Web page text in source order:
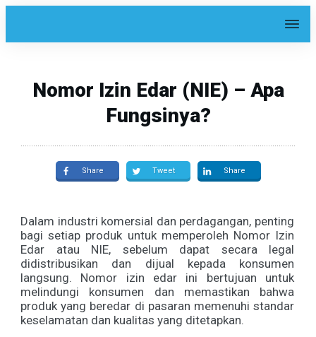
Nomor Izin Edar (NIE) – Apa
Fungsinya?
Share Tweet Share
Dalam industri komersial dan perdagangan, penting
bagi setiap produk untuk memperoleh Nomor Izin
Edar atau NIE, sebelum dapat secara legal
didistribusikan dan dijual kepada konsumen
langsung. Nomor izin edar ini bertujuan untuk
melindungi konsumen dan memastikan bahwa
produk yang beredar di pasaran memenuhi standar
keselamatan dan kualitas yang ditetapkan.